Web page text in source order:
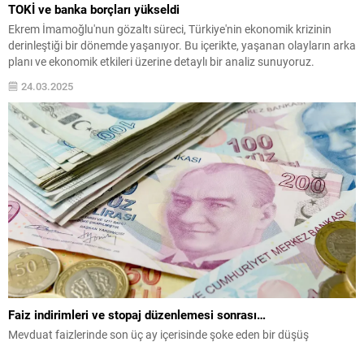
TOKİ ve banka borçları yükseldi
Ekrem İmamoğlu'nun gözaltı süreci, Türkiye'nin ekonomik krizinin
derinleştiği bir dönemde yaşanıyor. Bu içerikte, yaşanan olayların arka
planı ve ekonomik etkileri üzerine detaylı bir analiz sunuyoruz.
24.03.2025
Faiz indirimleri ve stopaj düzenlemesi sonrası…
Mevduat faizlerinde son üç ay içerisinde şoke eden bir düşüş